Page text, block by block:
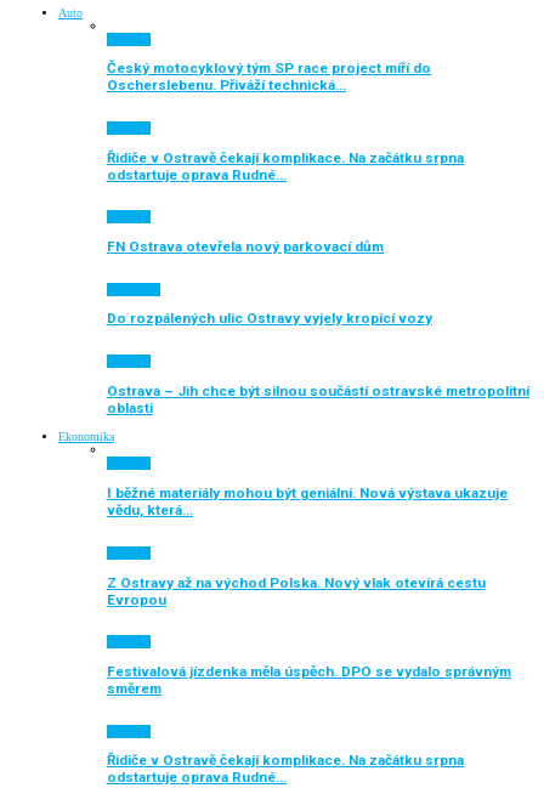
Auto
Český motocyklový tým SP race project míří do
Oscherslebenu. Přiváží technická…
Řidiče v Ostravě čekají komplikace. Na začátku srpna
odstartuje oprava Rudné…
FN Ostrava otevřela nový parkovací dům
Do rozpálených ulic Ostravy vyjely kropicí vozy
Ostrava – Jih chce být silnou součástí ostravské metropolitní
oblasti
Ekonomika
I běžné materiály mohou být geniální. Nová výstava ukazuje
vědu, která…
Z Ostravy až na východ Polska. Nový vlak otevírá cestu
Evropou
Festivalová jízdenka měla úspěch. DPO se vydalo správným
směrem
Řidiče v Ostravě čekají komplikace. Na začátku srpna
odstartuje oprava Rudné…